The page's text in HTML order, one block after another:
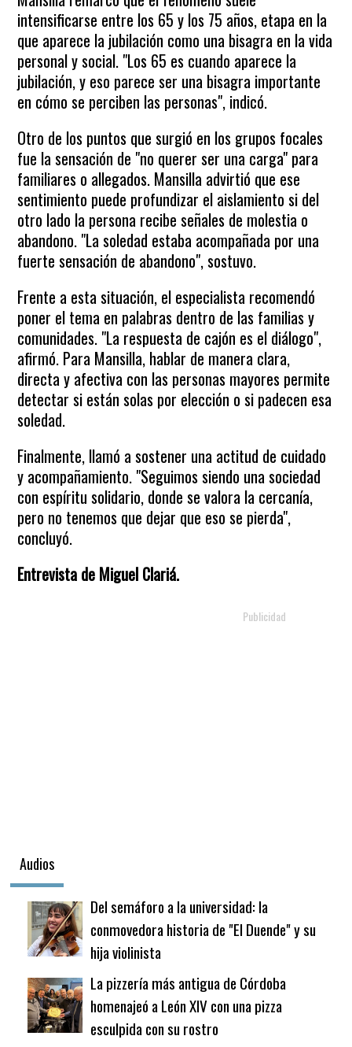
intensificarse entre los 65 y los 75 años, etapa en la
que aparece la jubilación como una bisagra en la vida
personal y social. "Los 65 es cuando aparece la
jubilación, y eso parece ser una bisagra importante
en cómo se perciben las personas", indicó.
Otro de los puntos que surgió en los grupos focales
fue la sensación de "no querer ser una carga" para
familiares o allegados. Mansilla advirtió que ese
sentimiento puede profundizar el aislamiento si del
otro lado la persona recibe señales de molestia o
abandono. "La soledad estaba acompañada por una
fuerte sensación de abandono", sostuvo.
Frente a esta situación, el especialista recomendó
poner el tema en palabras dentro de las familias y
comunidades. "La respuesta de cajón es el diálogo",
afirmó. Para Mansilla, hablar de manera clara,
directa y afectiva con las personas mayores permite
detectar si están solas por elección o si padecen esa
soledad.
Finalmente, llamó a sostener una actitud de cuidado
y acompañamiento. "Seguimos siendo una sociedad
con espíritu solidario, donde se valora la cercanía,
pero no tenemos que dejar que eso se pierda",
concluyó.
Entrevista de Miguel Clariá.
Audios
Del semáforo a la universidad: la
conmovedora historia de "El Duende" y su
hija violinista
La pizzería más antigua de Córdoba
homenajeó a León XIV con una pizza
esculpida con su rostro